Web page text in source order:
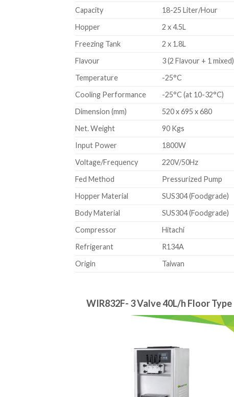
Capacity
18-25 Liter/Hour
Hopper
2 x 4.5L
Freezing Tank
2 x 1.8L
Flavour
3 (2 Flavour + 1 mixed)
Temperature
-25°C
Cooling Performance
-25°C (at 10-32°C)
Dimension (mm)
520 x 695 x 680
Net. Weight
90 Kgs
Input Power
1800W
Voltage/Frequency
220V/50Hz
Fed Method
Pressurized Pump
Hopper Material
SUS304 (Foodgrade)
Body Material
SUS304 (Foodgrade)
Compressor
Hitachi
Refrigerant
R134A
Origin
Taiwan
WIR832F- 3 Valve 40L/h Floor Type